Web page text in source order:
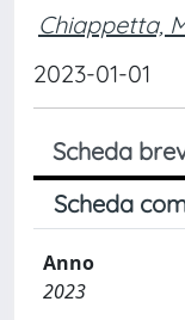
Chiappetta,
2023-01-01
Scheda
Scheda
Anno
2023